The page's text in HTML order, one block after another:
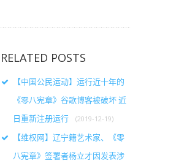
RELATED POSTS
【中国公民运动】运行近十年的
《零八宪章》谷歌博客被破坏 近
日重新注册运行
(2019-12-19)
【维权网】辽宁籍艺术家、《零
八宪章》签署者杨立才因发表涉